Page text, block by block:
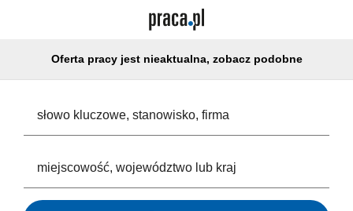
Oferta pracy jest nieaktualna, zobacz podobne